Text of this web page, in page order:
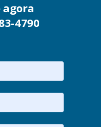
agora
4790